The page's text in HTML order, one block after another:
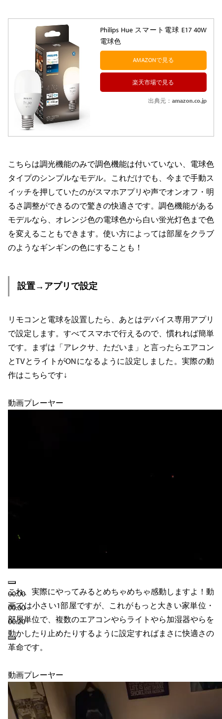
Philips Hue スマート電球 E17 40W
電球色
AMAZONで見る
楽天市場で見る
出典元： amazon.co.jp
こちらは調光機能のみで調色機能は付いていない、電球色
タイプのシンプルなモデル。これだけでも、今まで手動ス
イッチを押していたのがスマホアプリや声でオンオフ・明
るさ調整ができるので驚きの快適さです。調色機能がある
モデルなら、オレンジ色の電球色から白い蛍光灯色まで色
を変えることもできます。使い方によっては部屋をクラブ
のようなギンギンの色にすることも！
設置→アプリで設定
リモコンと電球を設置したら、あとはデバイス専用アプリ
で設定します。すべてスマホで行えるので、慣れれば簡単
です。まずは「アレクサ、ただいま」と言ったらエアコン
とTVとライトがONになるように設定しました。実際の動
作はこちらです↓
動画プレーヤー
00:00
00:00
00:20
これ、実際にやってみるとめちゃめちゃ感動しますよ！動
画では小さい1部屋ですが、これがもっと大きい家単位・
部屋単位で、複数のエアコンやらライトやら加湿器やらを
動かしたり止めたりするように設定すればまさに快適さの
革命です。
動画プレーヤー